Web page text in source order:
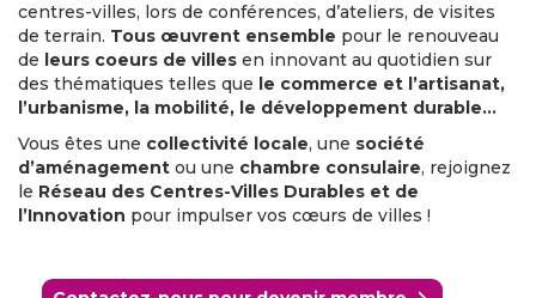
centres-villes, lors de conférences, d’ateliers, de visites
de terrain. Tous œuvrent ensemble pour le renouveau
de leurs coeurs de villes en innovant au quotidien sur
des thématiques telles que le commerce et l’artisanat,
l’urbanisme, la mobilité, le développement durable…
Vous êtes une collectivité locale, une société
d’aménagement ou une chambre consulaire, rejoignez
le Réseau des Centres-Villes Durables et de
l’Innovation pour impulser vos cœurs de villes !